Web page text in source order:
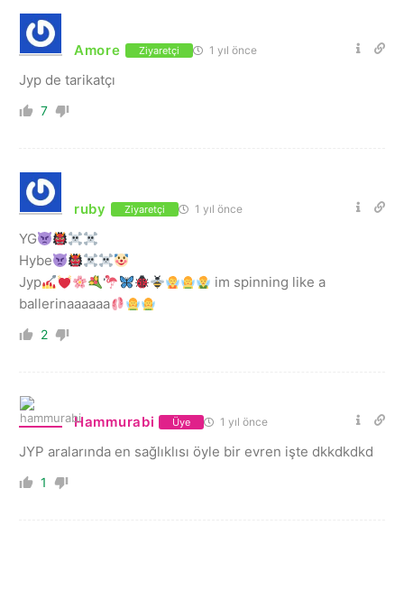
Amore Ziyaretçi 1 yıl önce
Jyp de tarikatçı
7
ruby Ziyaretçi 1 yıl önce
YG
Hybe
Jyp
im spinning like a
ballerinaaaaaa
2
Hammurabi Üye 1 yıl önce
JYP aralarında en sağlıklısı öyle bir evren işte dkkdkdkd
1